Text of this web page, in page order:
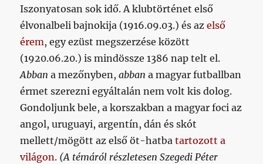
Iszonyatosan sok idő. A klubtörténet első
élvonalbeli bajnokija (1916.09.03.) és azelső
érem, egy ezüst megszerzése között
(1920.06.20.) is mindössze 1386 nap telt el.
Abban a mezőnyben,abban a magyar futballban
érmet szerezni egyáltalán nem volt kis dolog.
Gondoljunk bele, a korszakban a magyar foci az
angol, uruguayi, argentín, dán és skót
mellett/mögött az első öt-hatbatartozott a
világon. (A témáról részletesen Szegedi Péter